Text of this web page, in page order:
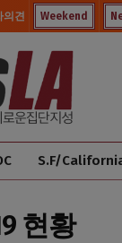
의견 Weekend
S.F/
현황